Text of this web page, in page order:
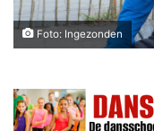
Foto: Ingezonden